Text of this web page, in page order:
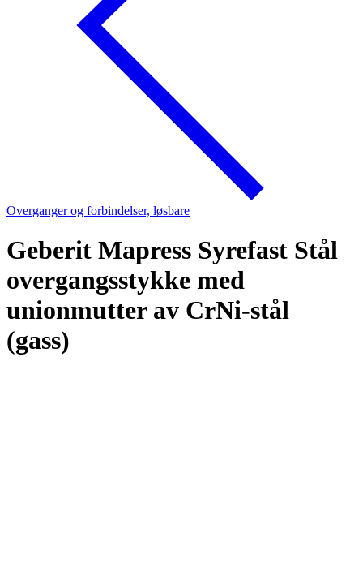
Overganger og forbindelser, løsbare
Geberit Mapress Syrefast Stål
overgangsstykke med
unionmutter av CrNi-stål
(gass)